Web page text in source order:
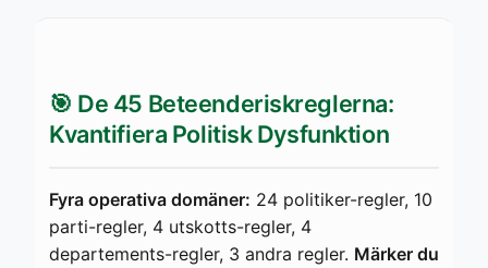
🎯 De 45 Beteenderiskreglerna:
Kvantifiera Politisk Dysfunktion
Fyra operativa domäner: 24 politiker-regler, 10
parti-regler, 4 utskotts-regler, 4
departements-regler, 3 andra regler. Märker du